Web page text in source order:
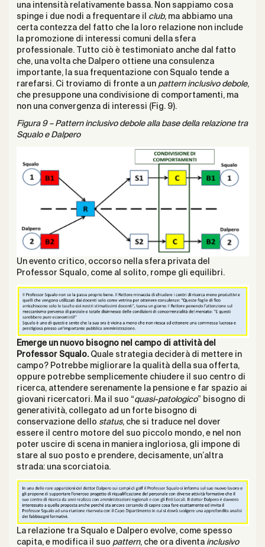
una intensità relativamente bassa. Non sappiamo cosa
spinge i due nodi a frequentare il
club, ma abbiamo una
certa contezza del fatto che la loro relazione non include
la promozione di interessi comuni della sfera
professionale. Tutto ciò è testimoniato anche dal fatto
che, una volta che Dalpero ottiene una consulenza
importante, la sua frequentazione con Squalo tende a
rarefarsi. Ci troviamo di fronte a un pattern inclusivo debole,
che presuppone una condivisione di comportamenti, ma
non una convergenza di interessi (Fig. 9).
Figura 9 – Pattern inclusivo debole alla base della relazione tra
Squalo e Dalpero
Un evento critico, occorso nella sfera privata del
Professor Squalo, come al solito, rompe gli equilibri.
Emerge un nuovo bisogno nel campo di attività del
Professor Squalo. Quale strategia deciderà di mettere in
campo? Potrebbe migliorare la qualità della sua offerta,
oppure potrebbe semplicemente chiudere il suo centro di
ricerca, attendere serenamente la pensione e far spazio ai
giovani ricercatori. Ma il suo “quasi-patologico” bisogno di
generatività, collegato ad un forte bisogno di
conservazione dello status, che si traduce nel dover
essere il centro motore del suo piccolo mondo, e nel non
poter uscire di scena in maniera ingloriosa, gli impone di
stare al suo posto e prendere, decisamente, un’altra
strada: una scorciatoia.
La relazione tra Squalo e Dalpero evolve, come spesso
capita, e modifica il suo pattern, che ora diventa inclusivo